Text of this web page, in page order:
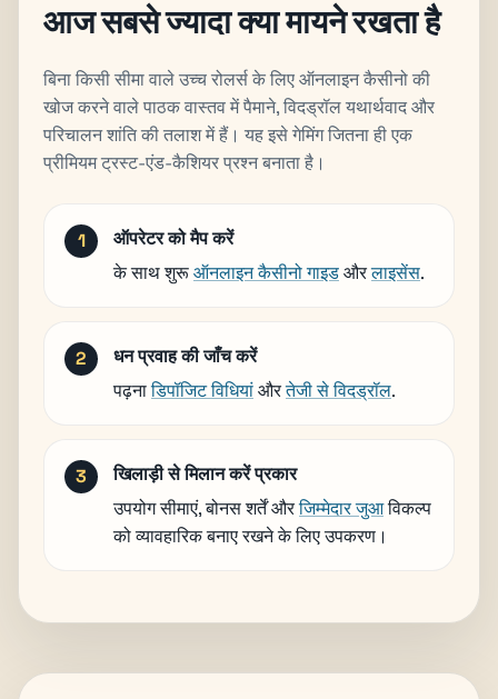
आज सबसे ज्यादा क्या मायने रखता है
बिना किसी सीमा वाले उच्च रोलर्स के लिए ऑनलाइन कैसीनो की
खोज करने वाले पाठक वास्तव में पैमाने, विदड्रॉल यथार्थवाद और
परिचालन शांति की तलाश में हैं। यह इसे गेमिंग जितना ही एक
प्रीमियम ट्रस्ट-एंड-कैशियर प्रश्न बनाता है।
ऑपरेटर को मैप करें
के साथ शुरूऑनलाइन कैसीनो गाइडऔरलाइसेंस.
धन प्रवाह की जाँच करें
पढ़नाडिपॉजिट विधियांऔरतेजी से विदड्रॉल.
खिलाड़ी से मिलान करें प्रकार
उपयोग सीमाएं, बोनस शर्तें औरजिम्मेदार जुआविकल्प
को व्यावहारिक बनाए रखने के लिए उपकरण।